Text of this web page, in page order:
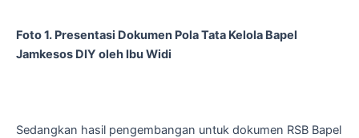
Foto 1. Presentasi Dokumen Pola Tata Kelola Bapel
Jamkesos DIY oleh Ibu Widi
Sedangkan hasil pengembangan untuk dokumen RSB Bapel